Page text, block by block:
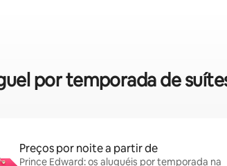
por temporada de
Preços por noite a partir de
Prince Edward: os aluguéis por temporada na